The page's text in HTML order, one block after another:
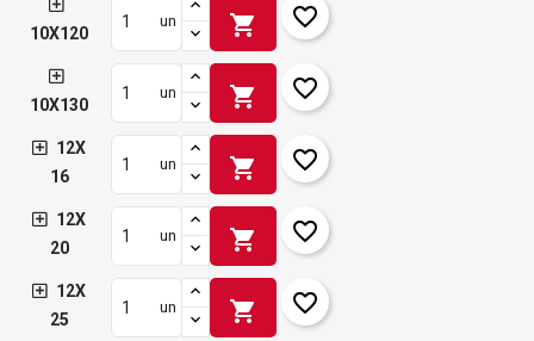
10X120
un shopping_cart favorite_border
10X130
un shopping_cart favorite_border
12X
16
un shopping_cart favorite_border
12X
20
un shopping_cart favorite_border
12X
25
un shopping_cart favorite_border